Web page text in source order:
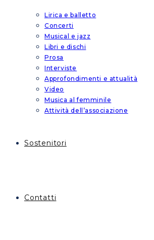
Lirica e balletto
Concerti
Musical e jazz
Libri e dischi
Prosa
Interviste
Approfondimenti e attualità
Video
Musica al femminile
Attività dell’associazione
Sostenitori
Contatti